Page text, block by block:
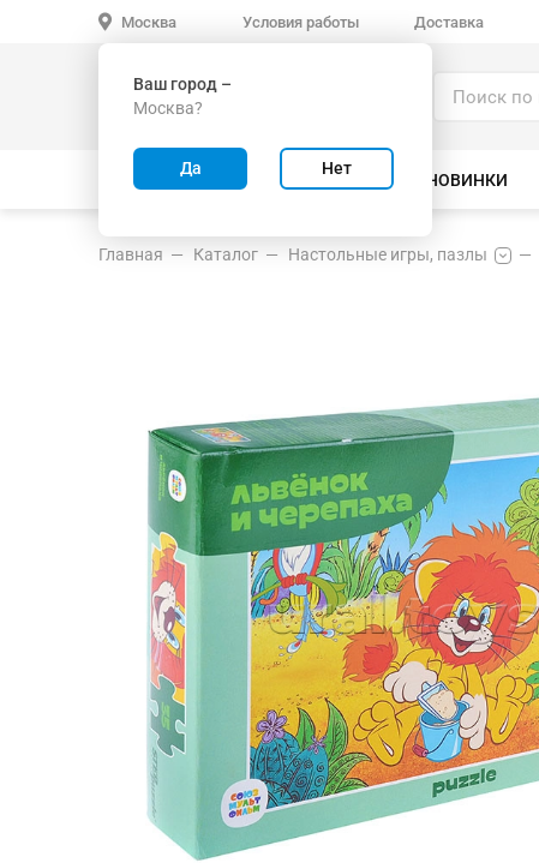
Москва
Ваш город –
Москва?
Да Нет
Условия работы Доставка
ВСЕ ТОВАРЫ ВЕЛОСИПЕДЫ НОВИНКИ
Главная Каталог Настольные игры, пазлы